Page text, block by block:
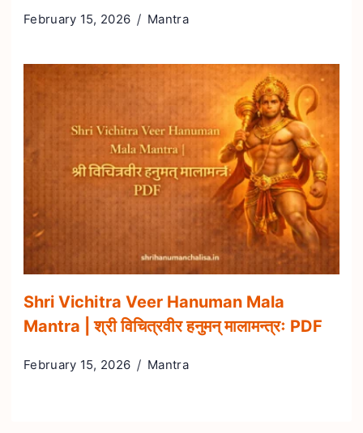
February 15, 2026 Mantra
Shri Vichitra Veer Hanuman Mala
Mantra | श्री विचित्रवीर हनुमन् मालामन्त्रः PDF
February 15, 2026 Mantra